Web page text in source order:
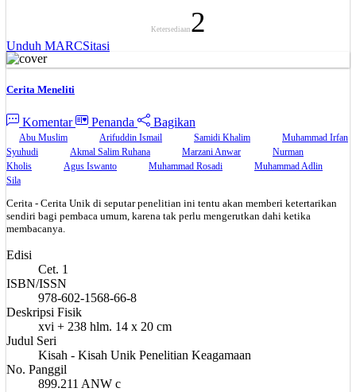
Ketersediaan 2
Unduh MARCSitasi
Cerita Meneliti
Komentar Penanda Bagikan
Abu Muslim Arifuddin Ismail Samidi Khalim
Muhammad Irfan
Syuhudi
Akmal Salim Ruhana Marzani Anwar
Nurman
Kholis
Agus Iswanto Muhammad Rosadi
Muhammad Adlin
Sila
Cerita - Cerita Unik di seputar penelitian ini tentu akan memberi ketertarikan
sendiri bagi pembaca umum, karena tak perlu mengerutkan dahi ketika
membacanya.
Edisi
Cet. 1
ISBN/ISSN
978-602-1568-66-8
Deskripsi Fisik
xvi + 238 hlm. 14 x 20 cm
Judul Seri
Kisah - Kisah Unik Penelitian Keagamaan
No. Panggil
899.211 ANW c